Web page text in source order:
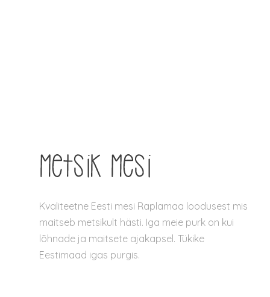
Kvaliteetne Eesti mesi Raplamaa loodusest mis
maitseb metsikult hästi. Iga meie purk on kui
lõhnade ja maitsete ajakapsel. Tükike
Eestimaad igas purgis.